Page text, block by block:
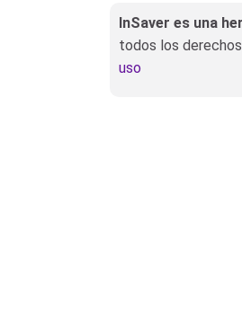
InSaver es una
todos los
uso